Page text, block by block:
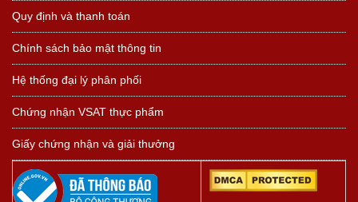
Quy định và thanh toán
Chính sách bảo mật thông tin
Hệ thống đại lý phân phối
Chứng nhận VSAT thực phẩm
Giấy chứng nhận và giải thưởng